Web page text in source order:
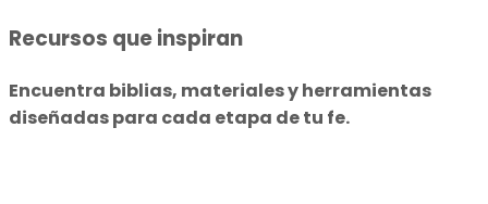
Recursos que inspiran
Encuentra biblias, materiales y herramientas
diseñadas para cada etapa de tu fe.